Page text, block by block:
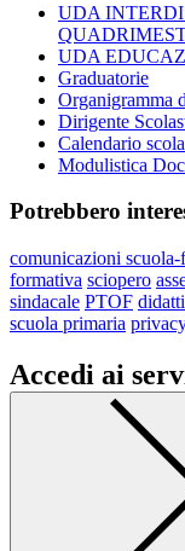
UDA
UDA
Graduatorie
Organigramma
Dirigente
Calendario
Modulistica
Potrebbero
comunicazioni
formativa sciopero
sindacale PTOF
scuola primaria
Accedi ai